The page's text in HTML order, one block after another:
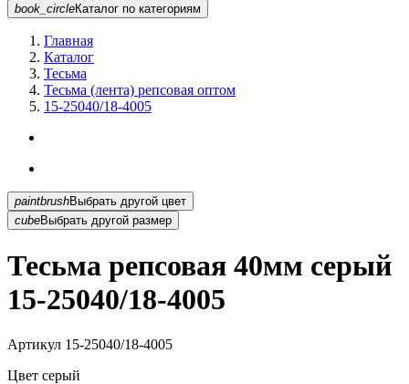
book_circleКаталог по категориям
Главная
Каталог
Тесьма
Тесьма (лента) репсовая оптом
15-25040/18-4005
paintbrush
Выбрать другой цвет
cubeВыбрать другой размер
Тесьма репсовая 40мм серый
15-25040/18-4005
Артикул 15-25040/18-4005
Цвет серый